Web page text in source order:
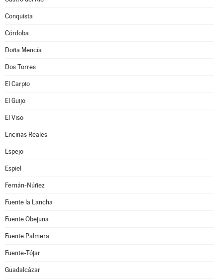
Conquista
Córdoba
Doña Mencía
Dos Torres
El Carpio
El Guijo
El Viso
Encinas Reales
Espejo
Espiel
Fernán-Núñez
Fuente la Lancha
Fuente Obejuna
Fuente Palmera
Fuente-Tójar
Guadalcázar